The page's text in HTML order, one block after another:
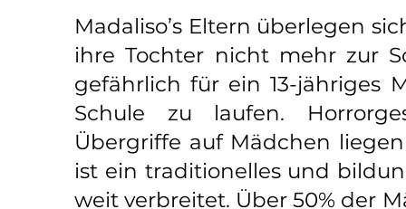
Madaliso’s Eltern überlegen
ihre Tochter nicht mehr zur
gefährlich für ein 13-jähriges
Schule zu laufen.
Übergriffe auf Mädchen
ist ein traditionelles und
weit verbreitet. Über 50% der